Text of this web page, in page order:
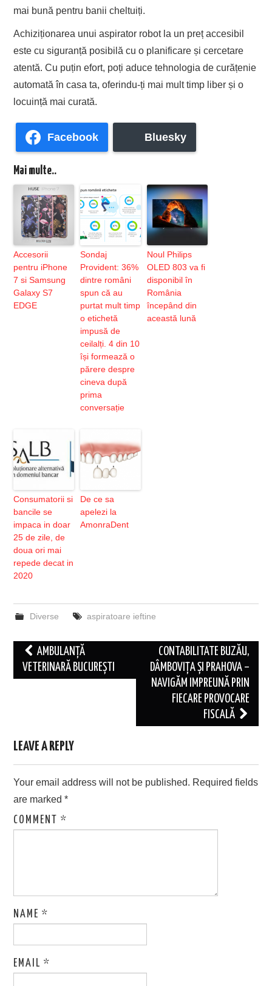
mai bună pentru banii cheltuiți.
Achiziționarea unui aspirator robot la un preț accesibil
este cu siguranță posibilă cu o planificare și cercetare
atentă. Cu puțin efort, poți aduce tehnologia de curățenie
automată în casa ta, oferindu-ți mai mult timp liber și o
locuință mai curată.
Facebook Bluesky
Mai multe..
Accesorii
pentru iPhone
7 si Samsung
Galaxy S7
EDGE
Sondaj
Provident: 36%
dintre români
spun că au
purtat mult timp
o etichetă
impusă de
ceilalți. 4 din 10
își formează o
părere despre
cineva după
prima
conversație
Noul Philips
OLED 803 va fi
disponibil în
România
începând din
această lună
Consumatorii si
bancile se
impaca in doar
25 de zile, de
doua ori mai
repede decat in
2020
De ce sa
apelezi la
AmonraDent
Diverse aspiratoare ieftine
Post
navigation
AMBULANȚĂ
VETERINARĂ BUCUREȘTI
CONTABILITATE BUZĂU,
DÂMBOVIȚA ȘI PRAHOVA –
NAVIGĂM IMPREUNĂ PRIN
FIECARE PROVOCARE
FISCALĂ
LEAVE A REPLY
Your email address will not be published. Required fields
are marked*
COMMENT*
NAME*
EMAIL*